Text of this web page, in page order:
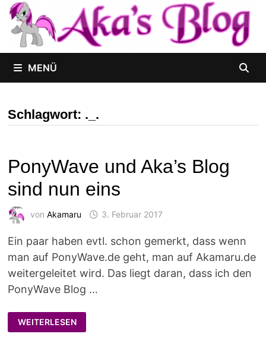
Zum
Inhalt
springen
MENÜ
Schlagwort: ._.
PonyWave und Aka’s Blog
sind nun eins
von Akamaru 3. Februar 2017
Ein paar haben evtl. schon gemerkt, dass wenn
man auf PonyWave.de geht, man auf Akamaru.de
weitergeleitet wird. Das liegt daran, dass ich den
PonyWave Blog …
PONYWAVE
UND
AKA’S
WEITERLESEN